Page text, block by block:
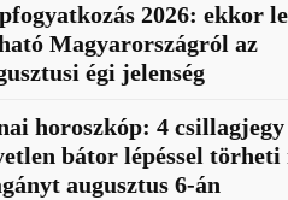
2026: ekkor
Magyarországról az
égi jelenség
horoszkóp: 4 csillagjegy
bátor lépéssel törheti
augusztus 6-án